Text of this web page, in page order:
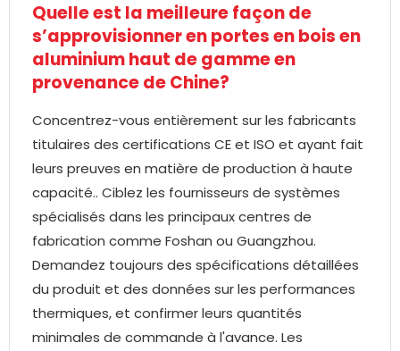
Quelle est la meilleure façon de
s’approvisionner en portes en bois en
aluminium haut de gamme en
provenance de Chine?
Concentrez-vous entièrement sur les fabricants
titulaires des certifications CE et ISO et ayant fait
leurs preuves en matière de production à haute
capacité.. Ciblez les fournisseurs de systèmes
spécialisés dans les principaux centres de
fabrication comme Foshan ou Guangzhou.
Demandez toujours des spécifications détaillées
du produit et des données sur les performances
thermiques, et confirmer leurs quantités
minimales de commande à l'avance. Les